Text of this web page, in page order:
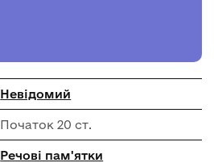
Невідомий
Початок 20 ст.
Речові пам'ятки